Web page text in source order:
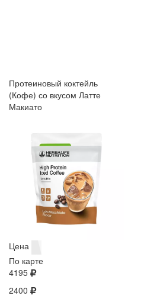
Протеиновый коктейль
(Кофе) со вкусом Латте
Макиато
Цена
По карте
4195
2400